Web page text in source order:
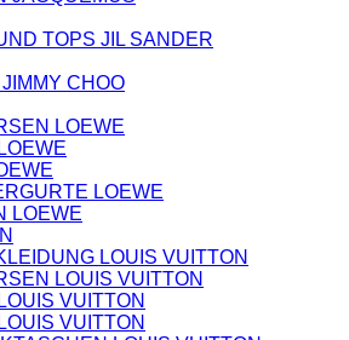
UND
TOPS JIL SANDER
CHOO
LOEWE
LOEWE
LOEWE
LOUIS VUITTON
LOUIS VUITTON
VUITTON
VUITTON